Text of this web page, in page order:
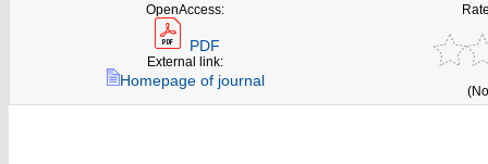
OpenAccess:
PDF
External link:
Homepage of journal